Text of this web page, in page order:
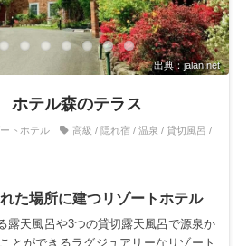
出典：jalan.net
テル森のテラス
ートホテル 高級 / 隠れ宿 / 温泉 / 貸切風呂 /
た場所に建つリゾートホテル
露天風呂や3つの貸切露天風呂で源泉か
とができるラグジュアリーなリゾート